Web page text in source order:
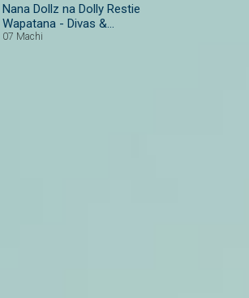
Nana Dollz na Dolly Restie
Wapatana - Divas &
Hustlas
07 Machi